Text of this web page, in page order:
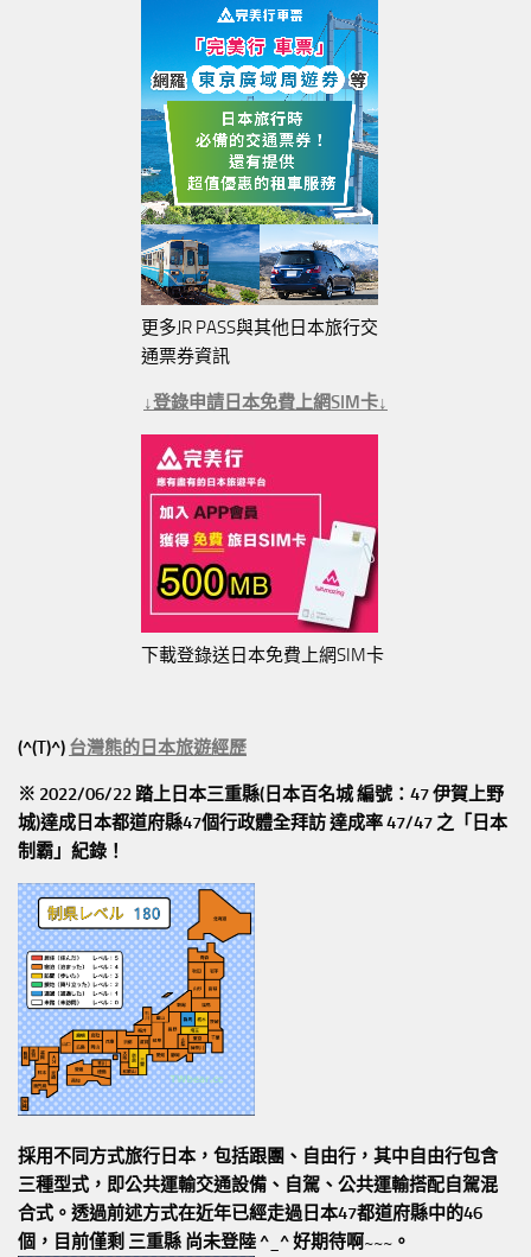
更多JR PASS與其他日本旅行交
通票券資訊
↓登錄申請日本免費上網SIM卡↓
下載登錄送日本免費上網SIM卡
(^(T)^) 台灣熊的日本旅遊經歷
※ 2022/06/22 踏上日本三重縣(日本百名城 編號：47 伊賀上野
城)達成日本都道府縣47個行政體全拜訪達成率 47/47 之「日本
制霸」紀錄！
採用不同方式旅行日本，包括跟團、自由行，其中自由行包含
三種型式，即公共運輸交通設備、自駕、公共運輸搭配自駕混
合式。透過前述方式在近年已經走過日本47都道府縣中的46
個，目前僅剩 三重縣 尚未登陸 ^_^ 好期待啊~~~。